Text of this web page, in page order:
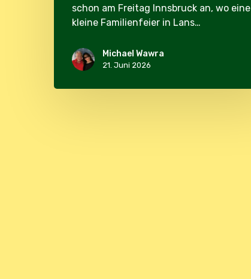
schon am Freitag Innsbruck an, wo eine
kleine Familienfeier in Lans…
Michael Wawra
21. Juni 2026